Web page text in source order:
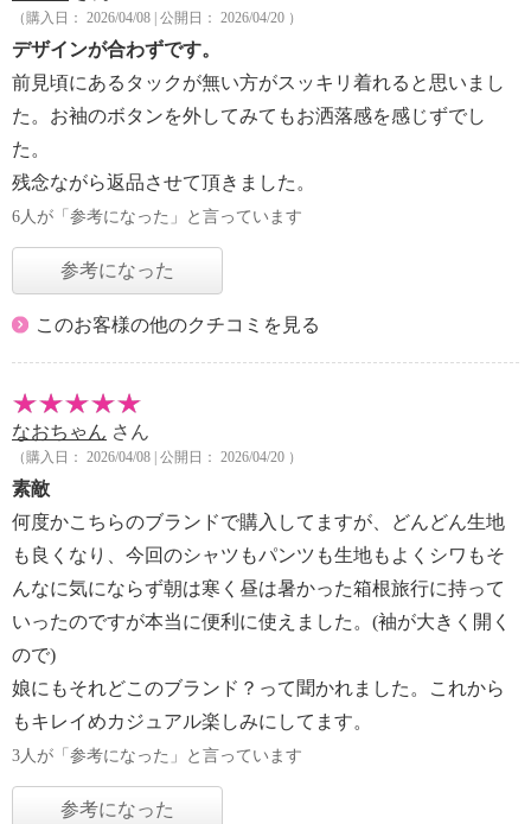
（購入日： 2026/04/08 | 公開日： 2026/04/20 ）
デザインが合わずです。
前見頃にあるタックが無い方がスッキリ着れると思いまし
た。お袖のボタンを外してみてもお洒落感を感じずでし
た。
残念ながら返品させて頂きました。
6人が「参考になった」と言っています
参考になった
このお客様の他のクチコミを見る
なおちゃん さん
（購入日： 2026/04/08 | 公開日： 2026/04/20 ）
素敵
何度かこちらのブランドで購入してますが、どんどん生地
も良くなり、今回のシャツもパンツも生地もよくシワもそ
んなに気にならず朝は寒く昼は暑かった箱根旅行に持って
いったのですが本当に便利に使えました。(袖が大きく開く
ので)
娘にもそれどこのブランド？って聞かれました。これから
もキレイめカジュアル楽しみにしてます。
3人が「参考になった」と言っています
参考になった